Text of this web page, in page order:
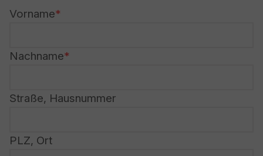
Vorname
Nachname
Straße, Hausnummer
PLZ, Ort